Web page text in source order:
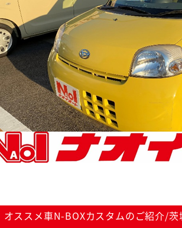
オススメ車N-BOXカスタムのご紹介/